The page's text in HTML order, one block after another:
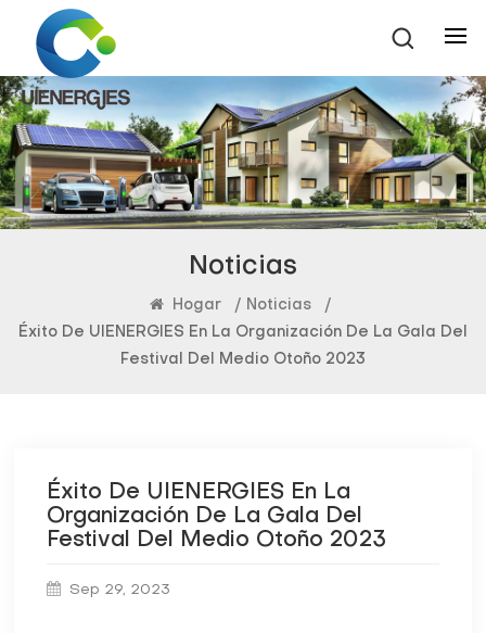
Noticias
Hogar / Noticias
/
Éxito De UIENERGIES En La Organización De La Gala Del
Festival Del Medio Otoño 2023
Éxito De UIENERGIES En La
Organización De La Gala Del
Festival Del Medio Otoño 2023
Sep 29, 2023